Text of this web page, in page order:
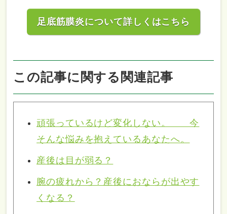
足底筋膜炎について詳しくはこちら
この記事に関する関連記事
頑張っているけど変化しない。 今
そんな悩みを抱えているあなたへ。
産後は目が弱る？
腕の疲れから？産後におならが出やす
くなる？